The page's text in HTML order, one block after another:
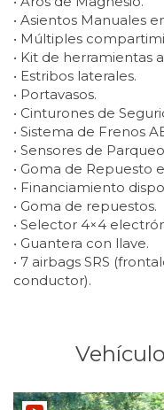
• Asientos Manuales
• Múltiples
• Kit de herramientas
• Estribos laterales.
• Portavasos.
• Cinturones de
• Sistema de Frenos
• Sensores de
• Goma de Repuesto
• Financiamiento
• Goma de repuestos.
• Selector 4×4
• Guantera con llave.
• 7 airbags SRS
conductor).